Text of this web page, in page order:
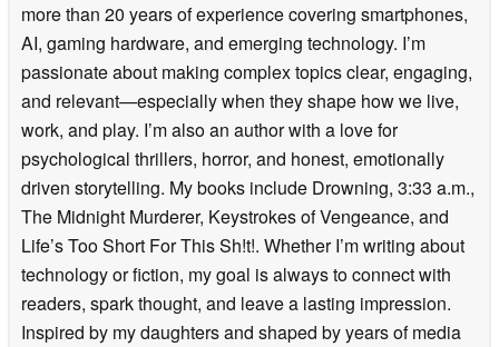
more than 20 years of experience covering smartphones,
AI, gaming hardware, and emerging technology. I’m
passionate about making complex topics clear, engaging,
and relevant—especially when they shape how we live,
work, and play. I’m also an author with a love for
psychological thrillers, horror, and honest, emotionally
driven storytelling. My books include Drowning, 3:33 a.m.,
The Midnight Murderer, Keystrokes of Vengeance, and
Life’s Too Short For This Sh!t!. Whether I’m writing about
technology or fiction, my goal is always to connect with
readers, spark thought, and leave a lasting impression.
Inspired by my daughters and shaped by years of media